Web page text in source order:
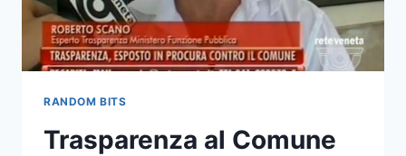
RANDOM BITS
Trasparenza al Comune